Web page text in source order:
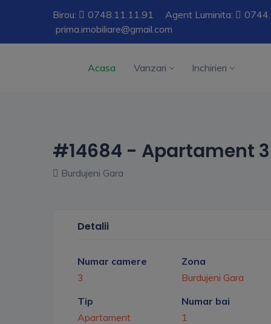
Birou: 0748.11.11.91 Agent Luminita:
prima.imobiliare@gmail.com
Acasa Vanzari Inchirieri
#14684 - Apartament
Burdujeni Gara
Detalii
Numar camere
3
Zona
Burdujeni Gara
Tip
Apartament
Numar bai
1